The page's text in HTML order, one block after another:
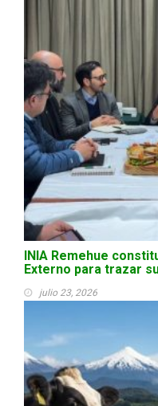
INIA Remehue
Externo para trazar
julio 23, 2026